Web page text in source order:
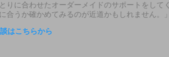
りに合わせたオーダーメイドのサポートをして
うか確かめてみるのが近道かもしれません。」
はこちらから